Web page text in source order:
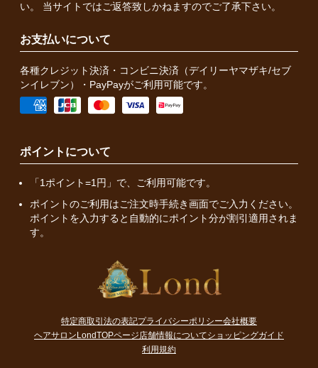
い。 当サイトではご返答致しかねますのでご了承下さい。
お支払いについて
各種クレジット決済・コンビニ決済（デイリーヤマザキ/セブ
ンイレブン）・PayPayがご利用可能です。
ポイントについて
「1ポイント=1円」で、ご利用可能です。
ポイントのご利用はご注文時手続き画面でご入力ください。
ポイントを入力すると自動的にポイント分が割引適用されま
す。
特定商取引法の表記プライバシーポリシー会社概要
ヘアサロンLondTOPページ店舗情報についてショッピングガイド
利用規約